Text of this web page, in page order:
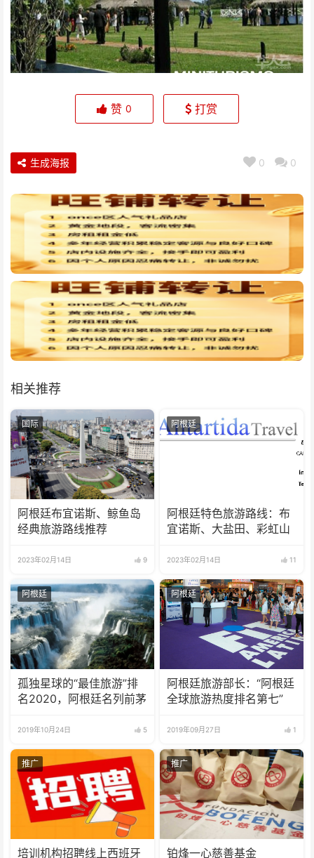
赞 0 打赏
0 0
生成海报
相关推荐
国际
阿根廷布宜诺斯、鲸鱼岛
经典旅游路线推荐
2023年02月14日 9
阿根廷
阿根廷特色旅游路线：布
宜诺斯、大盐田、彩虹山
2023年02月14日 11
阿根廷
孤独星球的“最佳旅游”排
名2020，阿根廷名列前茅
2019年10月24日 5
阿根廷
阿根廷旅游部长：“阿根廷
全球旅游热度排名第七”
2019年09月27日 1
推广
培训机构招聘线上西班牙
推广
铂烽一心慈善基金